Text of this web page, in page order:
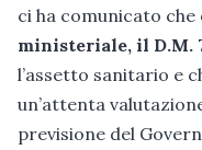
ci ha comunicato che
ministeriale, il D.M.
l’assetto sanitario e
un’attenta
previsione del